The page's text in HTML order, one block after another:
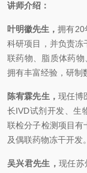
讲师介绍：
叶明徽先生，拥有20
科研项目，并负责冻
联药物、脂质体药
拥有丰富经验，研制
陈宥霖先生， 现任博
长IVD试剂开发、生
联检分子检测项目有
及偶联药物冻干开发。
吴兴君先生， 现任苏